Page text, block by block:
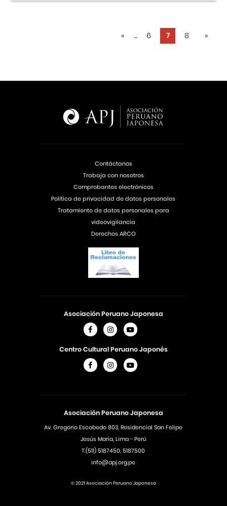
« ... 6 7 8 »
Asociación Peruano Japonesa
Av. Gregorio Escobedo 803, Residencial San Felipe
Jesús Maria, Lima - Perú
T.(511) 5187450, 5187500
info@apj.org.pe
Asociación Peruano Japonesa
Centro Cultural Peruano Japonés
Contáctanos
Trabaja con nosotros
Comprobantes electrónicos
Política de privacidad de datos personales
Tratamiento de datos personales para
videovigilancia
Derechos ARCO
© 2021 Asociación Peruano Japonesa